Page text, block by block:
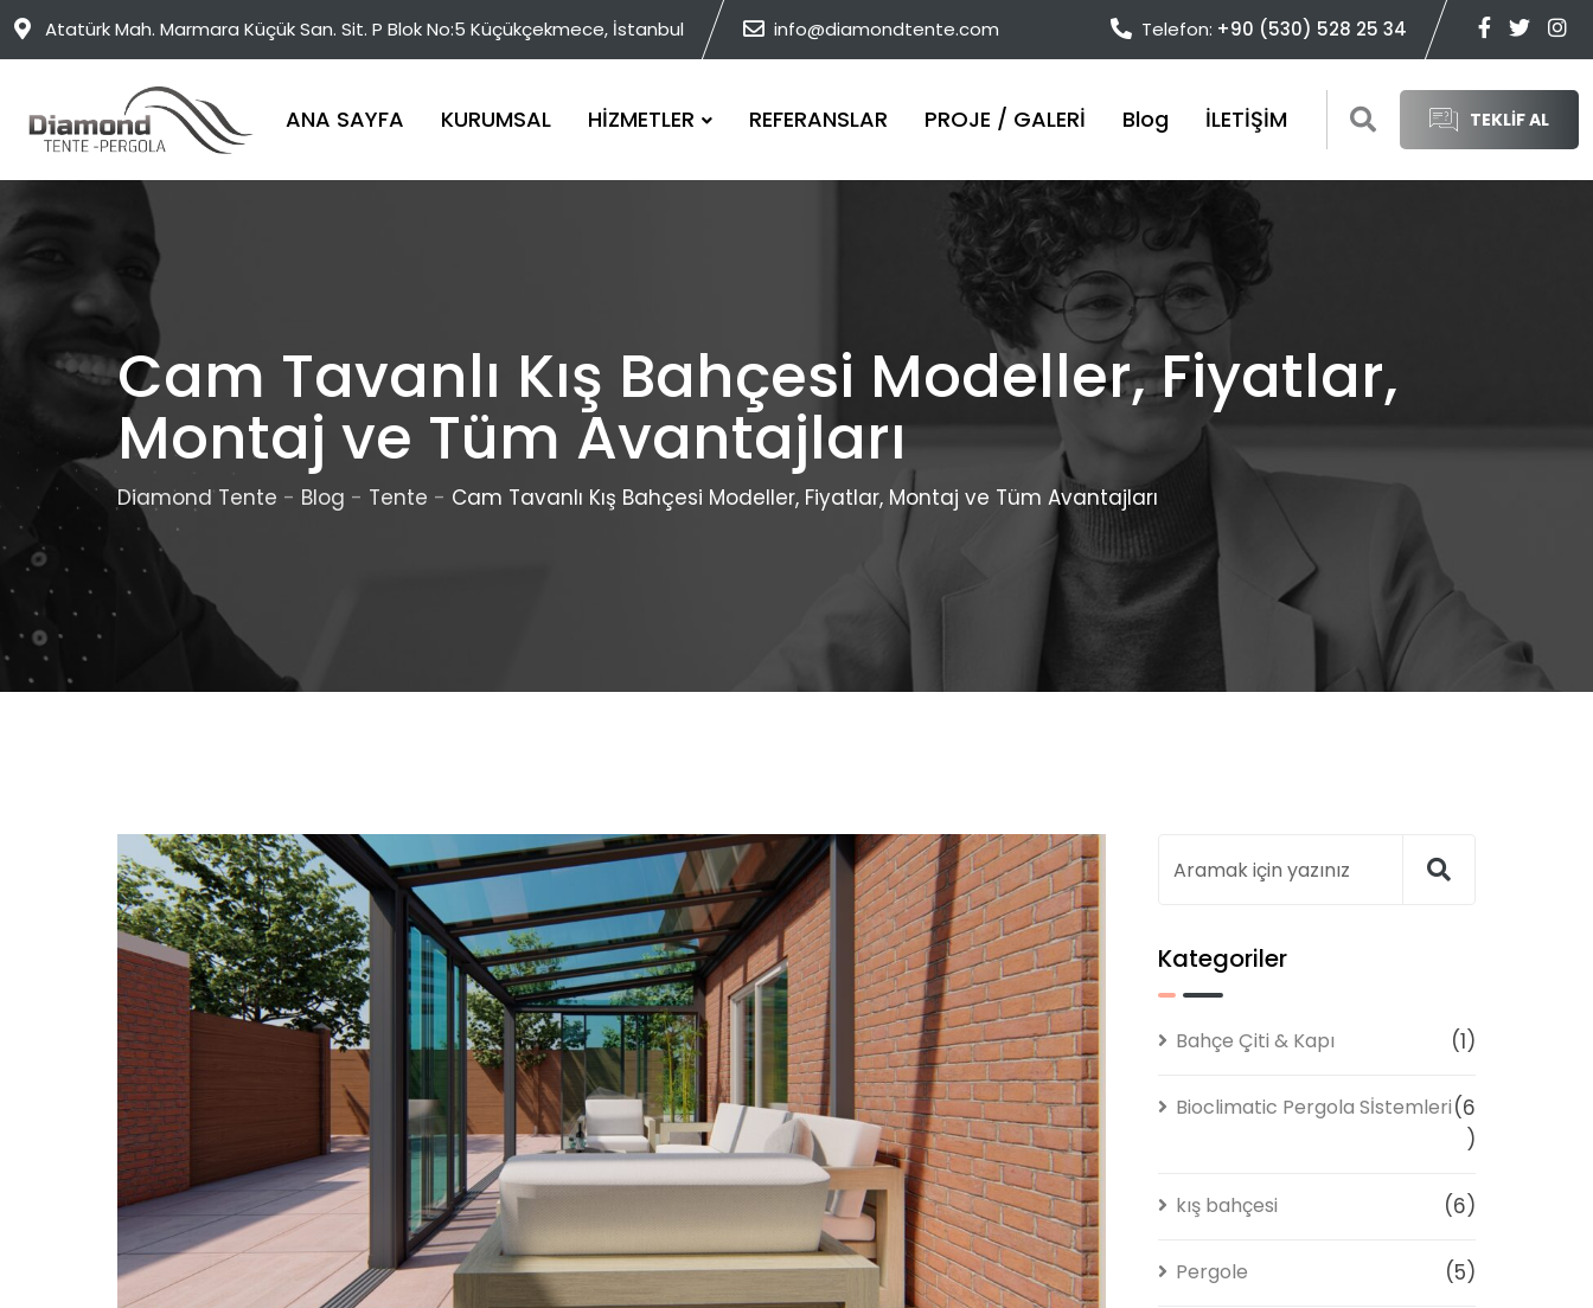
Skip Atatürk Mah. Marmara Küçük San. Sit. P Blok No:5 Küçükçekmece, İstanbul info@diamondtente.com Telefon: +90 (530) 528 25 34
ANA SAYFA KURUMSAL HİZMETLER REFERANSLAR PROJE / GALERİ Blog İLETİŞİM TEKLİF AL
Cam Tavanlı Kış Bahçesi Modeller, Fiyatlar,
Montaj ve Tüm Avantajları
Diamond Tente - Blog - Tente - Cam Tavanlı Kış Bahçesi Modeller, Fiyatlar, Montaj ve Tüm Avantajları
Kategoriler
Bahçe Çiti & Kapı (1)
Bioclimatic Pergola Sİstemleri(6
)
kış bahçesi (6)
Pergole (5)